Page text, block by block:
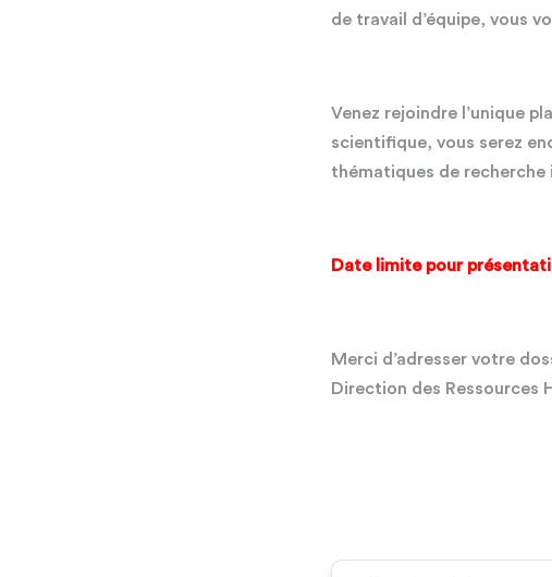
de travail d’équipe, vous
Venez rejoindre l’unique
scientifique, vous serez
thématiques de
Date limite pour
Merci d’adresser votre
Direction des Ressources